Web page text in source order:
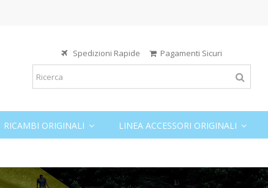
Spedizioni Rapide Pagamenti Sicuri
RICAMBI ORIGINALI LINEA ACCESSORI ORIGINALI